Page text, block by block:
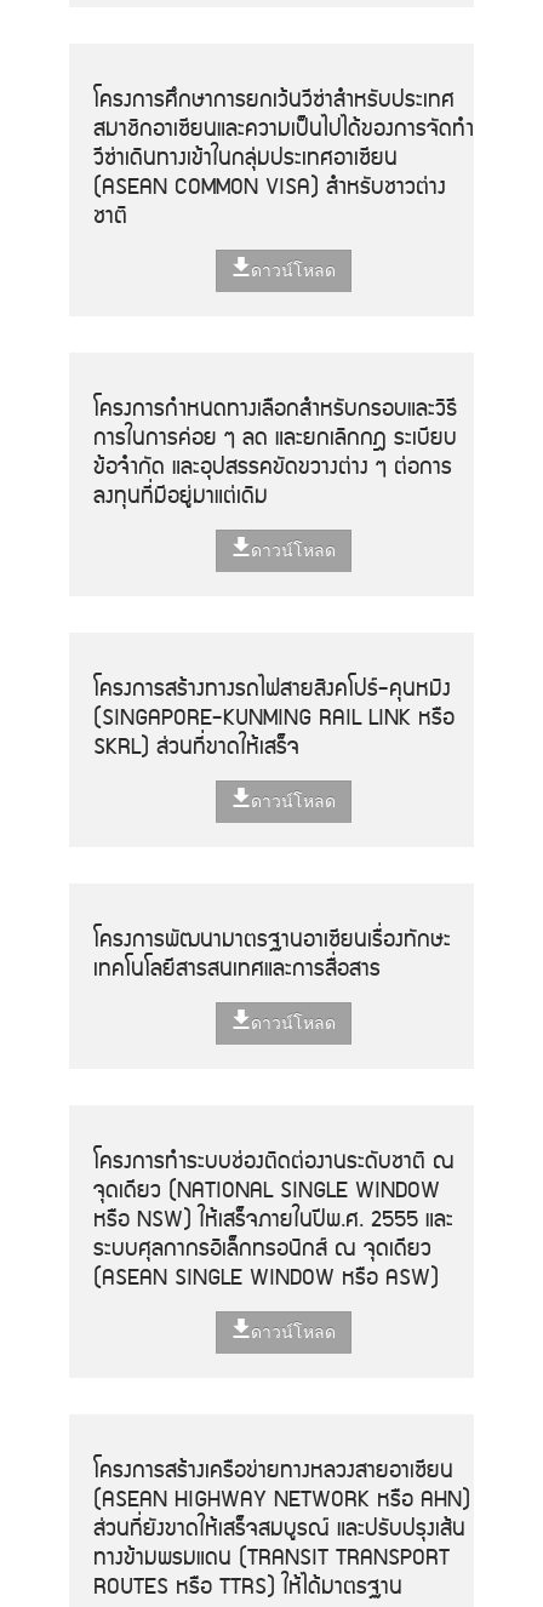
โครงการศึกษาการยกเว้นวีซ่าสำหรับประเทศ
สมาชิกอาเซียนและความเป็นไปได้ของการจัดทำ
วีซ่าเดินทางเข้าในกลุ่มประเทศอาเซียน
(ASEAN COMMON VISA) สำหรับชาวต่าง
ชาติ
ดาวน์โหลด
โครงการกำหนดทางเลือกสำหรับกรอบและวิธี
การในการค่อย ๆ ลด และยกเลิกกฎ ระเบียบ
ข้อจำกัด และอุปสรรคขัดขวางต่าง ๆ ต่อการ
ลงทุนที่มีอยู่มาแต่เดิม
ดาวน์โหลด
โครงการสร้างทางรถไฟสายสิงคโปร์-คุนหมิง
(SINGAPORE-KUNMING RAIL LINK หรือ
SKRL) ส่วนที่ขาดให้เสร็จ
ดาวน์โหลด
โครงการพัฒนามาตรฐานอาเซียนเรื่องทักษะ
เทคโนโลยีสารสนเทศและการสื่อสาร
ดาวน์โหลด
โครงการทำระบบช่องติดต่องานระดับชาติ ณ
จุดเดียว (NATIONAL SINGLE WINDOW
หรือ NSW) ให้เสร็จภายในปีพ.ศ. 2555 และ
ระบบศุลกากรอิเล็กทรอนิกส์ ณ จุดเดียว
(ASEAN SINGLE WINDOW หรือ ASW)
ดาวน์โหลด
โครงการสร้างเครือข่ายทางหลวงสายอาเซียน
(ASEAN HIGHWAY NETWORK หรือ AHN)
ส่วนที่ยังขาดให้เสร็จสมบูรณ์ และปรับปรุงเส้น
ทางข้ามพรมแดน (TRANSIT TRANSPORT
ROUTES หรือ TTRS) ให้ได้มาตรฐาน